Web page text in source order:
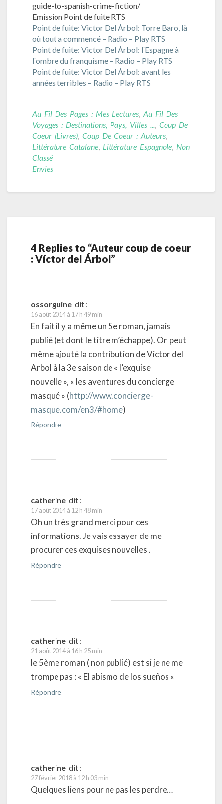
guide-to-spanish-crime-fiction/
Emission Point de fuite RTS
Point de fuite: Victor Del Árbol: Torre Baro, là
où tout a commencé – Radio – Play RTS
Point de fuite: Victor Del Árbol: lʹEspagne à
lʹombre du franquisme – Radio – Play RTS
Point de fuite: Victor Del Árbol: avant les
années terribles – Radio – Play RTS
Au Fil Des Pages : Mes Lectures Au Fil Des
Voyages : Destinations, Pays, Villes ...
Coup De
Coeur (livres) Coup De Coeur : Auteurs
Littérature Catalane Littérature Espagnole Non
Classé
Envies
4 Replies to “Auteur coup de coeur
: Víctor del Árbol”
ossorguine dit :
16 août 2014 à 17 h 49 min
En fait il y a même un 5e roman, jamais
publié (et dont le titre m’échappe). On peut
même ajouté la contribution de Victor del
Arbol à la 3e saison de « l’exquise
nouvelle », « les aventures du concierge
masqué » (http://www.concierge-
masque.com/en3/#home)
Répondre
catherine dit :
17 août 2014 à 12 h 48 min
Oh un très grand merci pour ces
informations. Je vais essayer de me
procurer ces exquises nouvelles .
Répondre
catherine dit :
21 août 2014 à 16 h 25 min
le 5ème roman ( non publié) est si je ne me
trompe pas : « El abismo de los sueños «
Répondre
catherine dit :
27 février 2018 à 12 h 03 min
Quelques liens pour ne pas les perdre…